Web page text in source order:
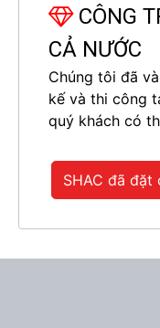
CÔNG
CẢ NƯỚC
Chúng tôi đã
kế và thi công
quý khách có
SHAC đã đặt